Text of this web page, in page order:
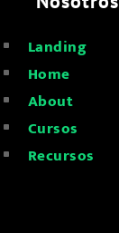
^ Landing
^ Home
^ About
^ Cursos
^ Recursos